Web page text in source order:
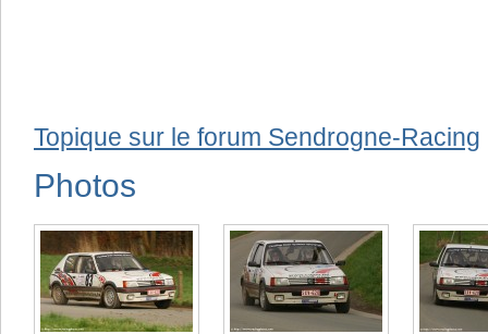
Topique sur le forum Sendrogne-Racing
Photos